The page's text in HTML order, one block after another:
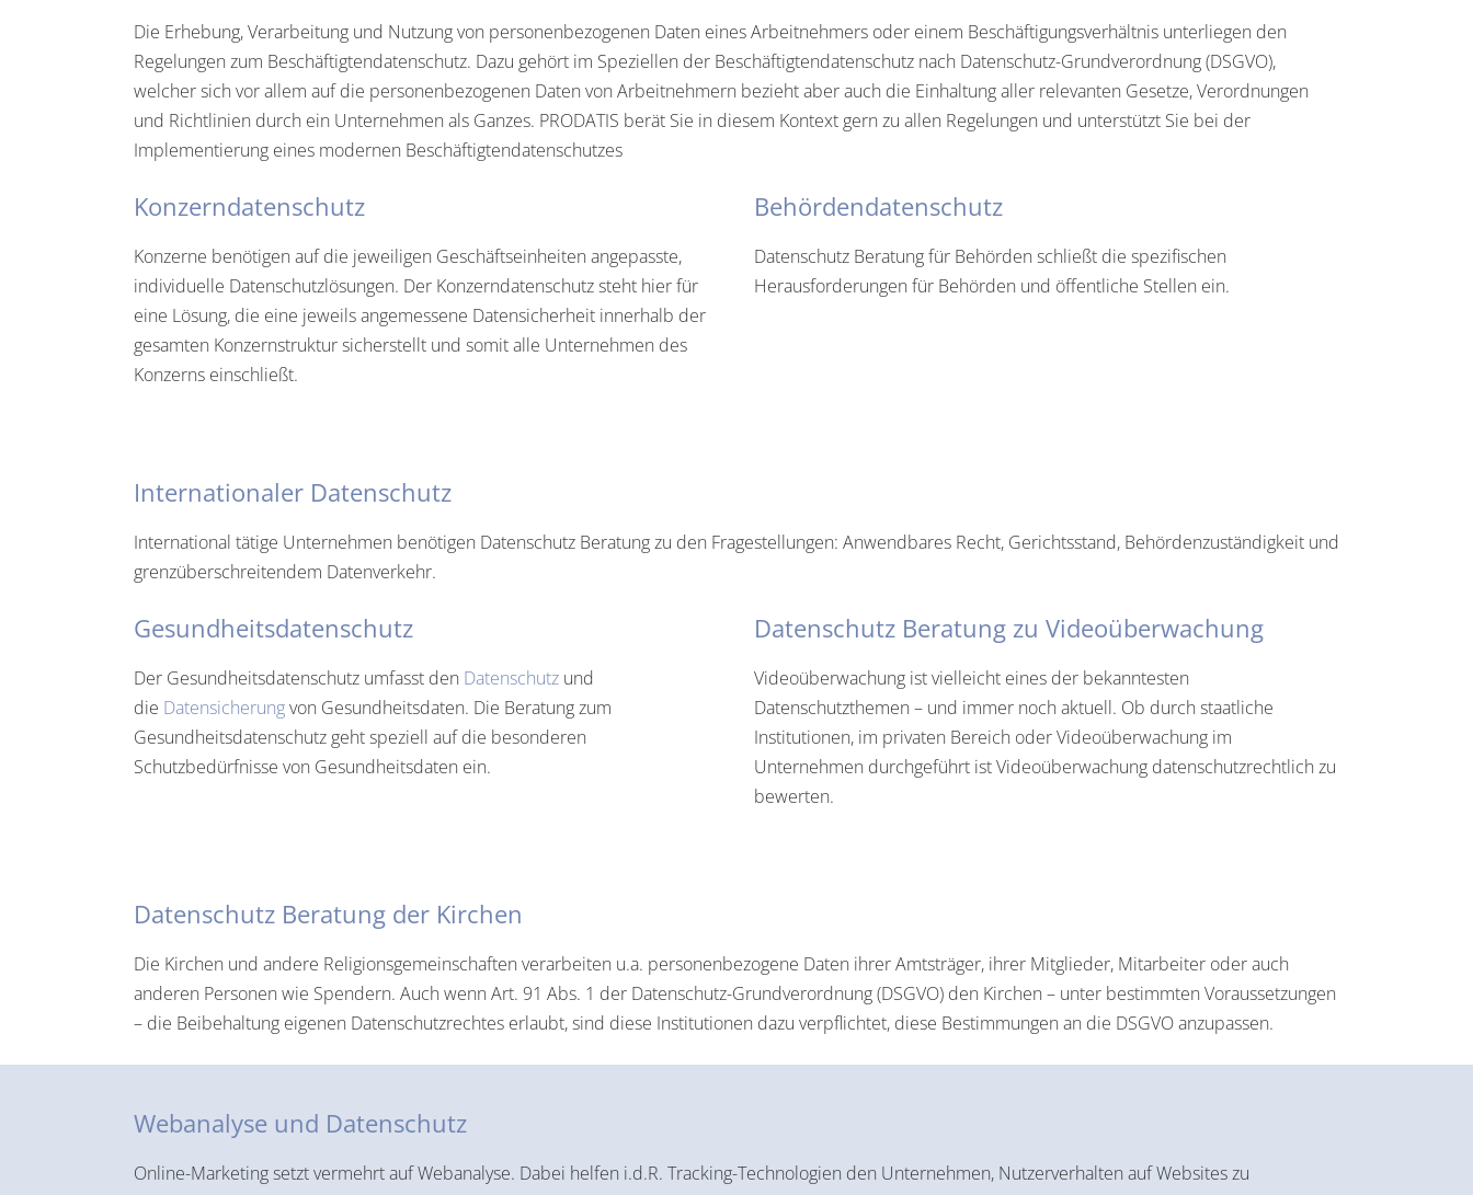
Die Erhebung, Verarbeitung und Nutzung von personenbezogenen Daten eines Arbeitnehmers oder einem Beschäftigungsverhältnis unterliegen den
Regelungen zum Beschäftigtendatenschutz. Dazu gehört im Speziellen der Beschäftigtendatenschutz nach Datenschutz-Grundverordnung (DSGVO),
welcher sich vor allem auf die personenbezogenen Daten von Arbeitnehmern bezieht aber auch die Einhaltung aller relevanten Gesetze, Verordnungen
und Richtlinien durch ein Unternehmen als Ganzes. PRODATIS berät Sie in diesem Kontext gern zu allen Regelungen und unterstützt Sie bei der
Implementierung eines modernen Beschäftigtendatenschutzes
Konzerndatenschutz
Konzerne benötigen auf die jeweiligen Geschäftseinheiten angepasste,
individuelle Datenschutzlösungen. Der Konzerndatenschutz steht hier für
eine Lösung, die eine jeweils angemessene Datensicherheit innerhalb der
gesamten Konzernstruktur sicherstellt und somit alle Unternehmen des
Konzerns einschließt.
Behördendatenschutz
Datenschutz Beratung für Behörden schließt die spezifischen
Herausforderungen für Behörden und öffentliche Stellen ein.
Internationaler Datenschutz
International tätige Unternehmen benötigen Datenschutz Beratung zu den Fragestellungen: Anwendbares Recht, Gerichtsstand, Behördenzuständigkeit und
grenzüberschreitendem Datenverkehr.
Gesundheitsdatenschutz
Der Gesundheitsdatenschutz umfasst den Datenschutz und
die Datensicherungvon Gesundheitsdaten. Die Beratung zum
Gesundheitsdatenschutz geht speziell auf die besonderen
Schutzbedürfnisse von Gesundheitsdaten ein.
Datenschutz Beratung zu Videoüberwachung
Videoüberwachung ist vielleicht eines der bekanntesten
Datenschutzthemen – und immer noch aktuell. Ob durch staatliche
Institutionen, im privaten Bereich oder Videoüberwachung im
Unternehmen durchgeführt ist Videoüberwachung datenschutzrechtlich zu
bewerten.
Datenschutz Beratung der Kirchen
Die Kirchen und andere Religionsgemeinschaften verarbeiten u.a. personenbezogene Daten ihrer Amtsträger, ihrer Mitglieder, Mitarbeiter oder auch
anderen Personen wie Spendern. Auch wenn Art. 91 Abs. 1 der Datenschutz-Grundverordnung (DSGVO) den Kirchen – unter bestimmten Voraussetzungen
– die Beibehaltung eigenen Datenschutzrechtes erlaubt, sind diese Institutionen dazu verpflichtet, diese Bestimmungen an die DSGVO anzupassen.
Webanalyse und Datenschutz
Online-Marketing setzt vermehrt auf Webanalyse. Dabei helfen i.d.R. Tracking-Technologien den Unternehmen, Nutzerverhalten auf Websites zu